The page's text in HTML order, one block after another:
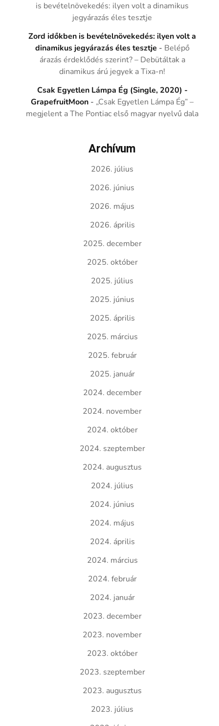
is bevételnövekedés: ilyen volt a dinamikus
jegyárazás éles tesztje
Zord időkben is bevételnövekedés: ilyen volt a
dinamikus jegyárazás éles tesztje - Belépő
árazás érdeklődés szerint? – Debütáltak a
dinamikus árú jegyek a Tixa-n!
Csak Egyetlen Lámpa Ég (Single, 2020) -
GrapefruitMoon - „Csak Egyetlen Lámpa Ég” –
megjelent a The Pontiac első magyar nyelvű dala
Archívum
2026. július
2026. június
2026. május
2026. április
2025. december
2025. október
2025. július
2025. június
2025. április
2025. március
2025. február
2025. január
2024. december
2024. november
2024. október
2024. szeptember
2024. augusztus
2024. július
2024. június
2024. május
2024. április
2024. március
2024. február
2024. január
2023. december
2023. november
2023. október
2023. szeptember
2023. augusztus
2023. július